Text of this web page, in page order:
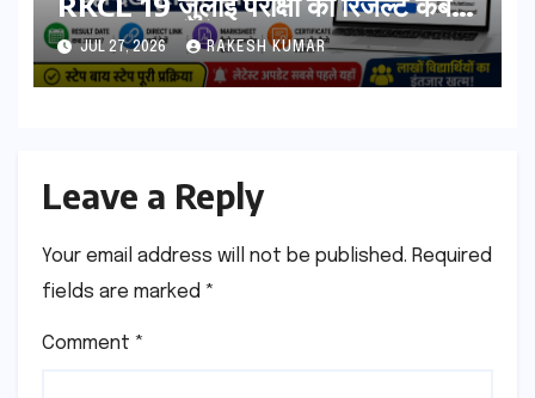
आएगा? यहां देखें Result Date,
Direct Link, Marksheet
Download Process
JUL 27, 2026 RAKESH KUMAR
Leave a Reply
Your email address will not be published. Required
fields are marked *
Comment *